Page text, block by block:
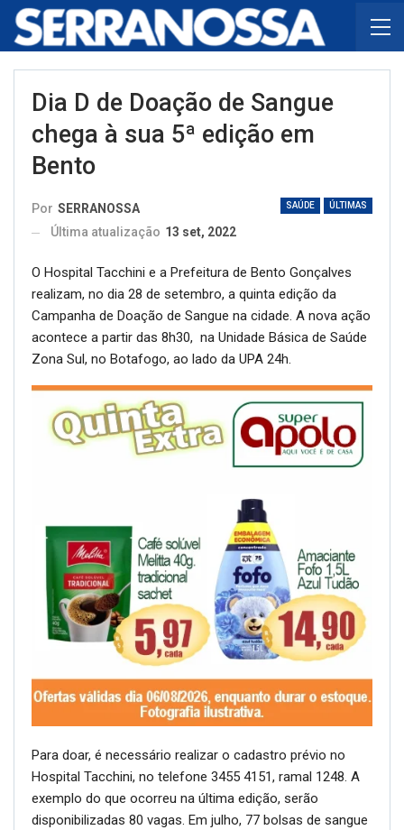
Dia D de Doação de Sangue
chega à sua 5ª edição em
Bento
SAÚDE ÚLTIMAS
Por SERRANOSSA
Última atualização 13 set, 2022
O Hospital Tacchini e a Prefeitura de Bento Gonçalves
realizam, no dia 28 de setembro, a quinta edição da
Campanha de Doação de Sangue na cidade. A nova ação
acontece a partir das 8h30, na Unidade Básica de Saúde
Zona Sul, no Botafogo, ao lado da UPA 24h.
Para doar, é necessário realizar o cadastro prévio no
Hospital Tacchini, no telefone 3455 4151, ramal 1248. A
exemplo do que ocorreu na última edição, serão
disponibilizadas 80 vagas. Em julho, 77 bolsas de sangue